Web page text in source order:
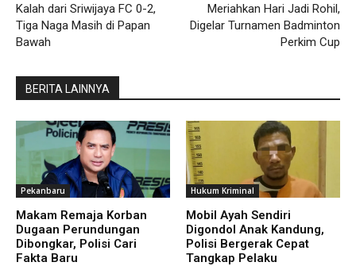
Kalah dari Sriwijaya FC 0-2,
Tiga Naga Masih di Papan
Bawah
Meriahkan Hari Jadi Rohil,
Digelar Turnamen Badminton
Perkim Cup
BERITA LAINNYA
Pekanbaru
Makam Remaja Korban
Dugaan Perundungan
Dibongkar, Polisi Cari
Fakta Baru
Hukum Kriminal
Mobil Ayah Sendiri
Digondol Anak Kandung,
Polisi Bergerak Cepat
Tangkap Pelaku